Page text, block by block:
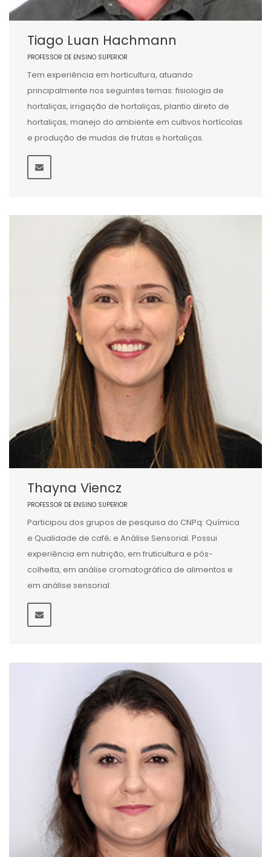
Tiago Luan Hachmann
PROFESSOR DE ENSINO SUPERIOR
Tem experiência em horticultura, atuando
principalmente nos seguintes temas: fisiologia de
hortaliças, irrigação de hortaliças, plantio direto de
hortaliças, manejo do ambiente em cultivos hortícolas
e produção de mudas de frutas e hortaliças.
Thayna Viencz
PROFESSOR DE ENSINO SUPERIOR
Participou dos grupos de pesquisa do CNPq: Química
e Qualidade de café; e Análise Sensorial. Possui
experiência em nutrição, em fruticultura e pós-
colheita, em análise cromatográfica de alimentos e
em análise sensorial.